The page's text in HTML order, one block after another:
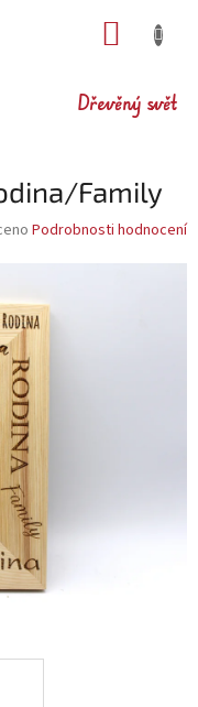
Dřevěný svět
Family
Podrobnosti hodnocení